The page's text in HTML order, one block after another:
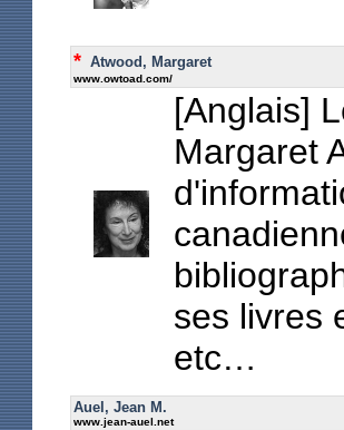
* Atwood, Margaret
www.owtoad.com/
[Anglais]
Margaret
ses livres
etc…
Auel, Jean M.
www.jean-auel.net